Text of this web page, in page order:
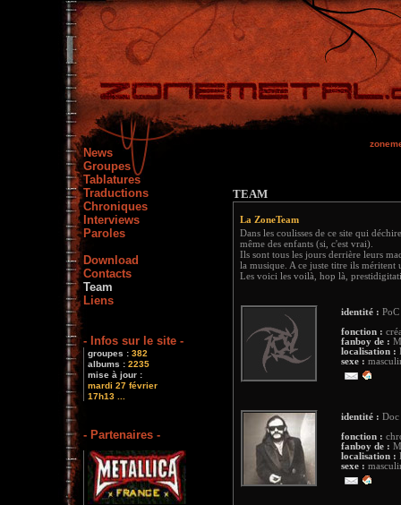
News
Groupes
Tablatures
Traductions
Chroniques
Interviews
Paroles
Download
Contacts
Team
Liens
- Infos sur le site -
groupes : 382
albums : 2235
mise à jour :
mardi 27 février
17h13 ...
- Partenaires -
TEAM
La ZoneTeam
Dans les coulisses de ce site qui
même des enfants (si, c'est vrai).
Ils sont tous les jours derrière leurs
la musique. A ce juste titre ils méritent
Les voici les voilà, hop là,
identité : PoC
fonction :
fanboy de :
localisation :
sexe :
identité : Doc
fonction :
fanboy de :
localisation :
sexe :